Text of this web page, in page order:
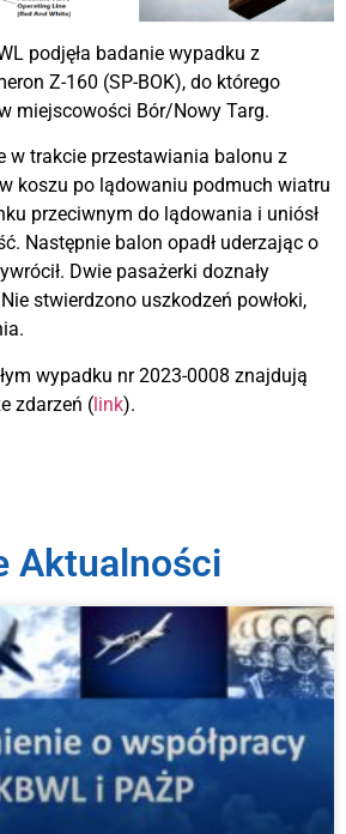
podjęła badanie wypadku z
Z-160 (SP-BOK), do którego
miejscowości Bór/Nowy Targ.
w trakcie przestawiania balonu z
koszu po lądowaniu podmuch wiatru
przeciwnym do lądowania i uniósł
Następnie balon opadł uderzając o
Dwie pasażerki doznały
stwierdzono uszkodzeń powłoki,
wypadku nr 2023-0008 znajdują
zdarzeń (link).
Aktualności